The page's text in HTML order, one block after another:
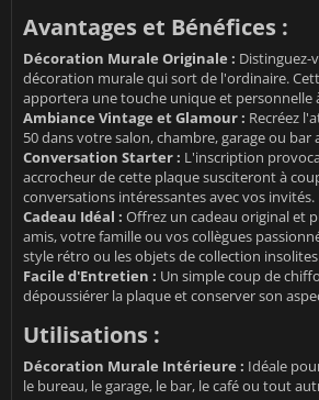
Avantages et Bénéfices :
Décoration Murale Originale : Distinguez-
décoration murale qui sort de l'ordinaire.
apportera une touche unique et personnelle
Ambiance Vintage et Glamour : Recréez
50 dans votre salon, chambre, garage ou
Conversation Starter : L'inscription
accrocheur de cette plaque susciteront à
conversations intéressantes avec vos invités.
Cadeau Idéal : Offrez un cadeau original et
amis, votre famille ou vos collègues
style rétro ou les objets de collection
Facile d'Entretien : Un simple coup de
dépoussiérer la plaque et conserver son
Utilisations :
Décoration Murale Intérieure : Idéale
le bureau, le garage, le bar, le café ou tout